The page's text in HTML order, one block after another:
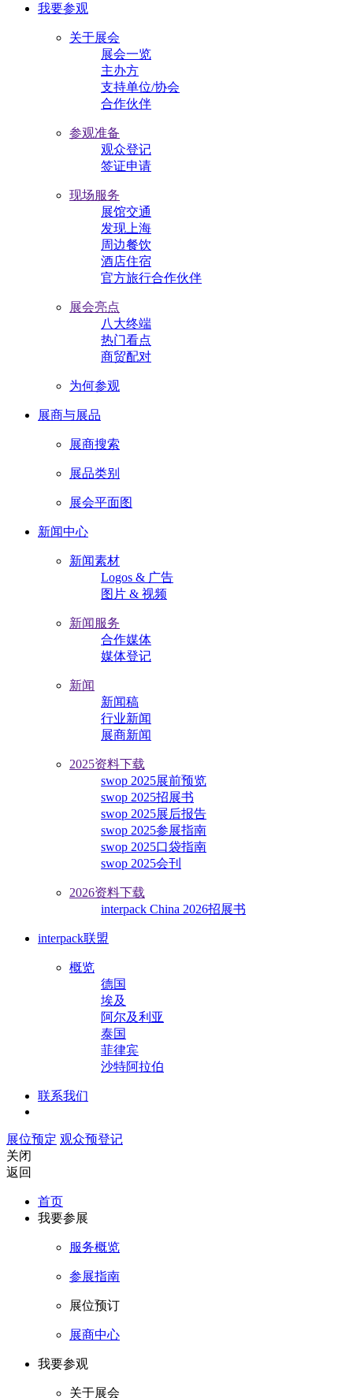
我要参观
关于展会
展会一览
主办方
支持单位/协会
合作伙伴
参观准备
观众登记
签证申请
现场服务
展馆交通
发现上海
周边餐饮
酒店住宿
官方旅行合作伙伴
展会亮点
八大终端
热门看点
商贸配对
为何参观
展商与展品
展商搜索
展品类别
展会平面图
新闻中心
新闻素材
Logos & 广告
图片 & 视频
新闻服务
合作媒体
媒体登记
新闻
新闻稿
行业新闻
展商新闻
2025资料下载
swop 2025展前预览
swop 2025招展书
swop 2025展后报告
swop 2025参展指南
swop 2025口袋指南
swop 2025会刊
2026资料下载
interpack China 2026招展书
interpack联盟
概览
德国
埃及
阿尔及利亚
泰国
菲律宾
沙特阿拉伯
联系我们
展位预定 观众预登记
关闭
返回
首页
我要参展
服务概览
参展指南
展位预订
展商中心
我要参观
关于展会